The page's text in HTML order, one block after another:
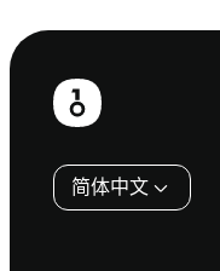
页
简体中文